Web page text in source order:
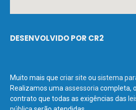
DESENVOLVIDO POR CR2
Muito mais que criar site ou sistema
Realizamos uma assessoria completa,
contrato que todas as exigências das